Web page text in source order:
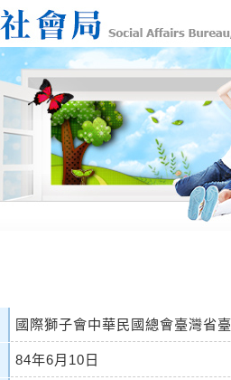
國際獅子會中華民國總會臺灣省
84年6月10日